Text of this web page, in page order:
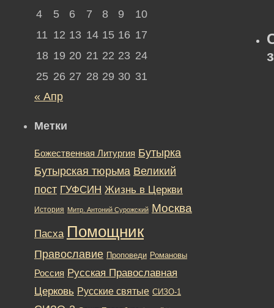
4
5 6 7 8 9
10
11 12 13 14 15 16 17
18 19 20 21 22 23 24
25 26 27 28 29 30 31
« Апр
Метки
Божественная Литургия Бутырка
Бутырская тюрьма Великий
пост ГУФСИН Жизнь в Церкви
История Митр. Антоний Сурожский Москва
Пасха Помощник
Православие Проповеди Романовы
Россия Русская Православная
Церковь Русские святые СИЗО-1